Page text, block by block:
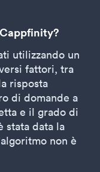
utilizzando un
fattori, tra
risposta
di domande a
e il grado di
stata data la
non è